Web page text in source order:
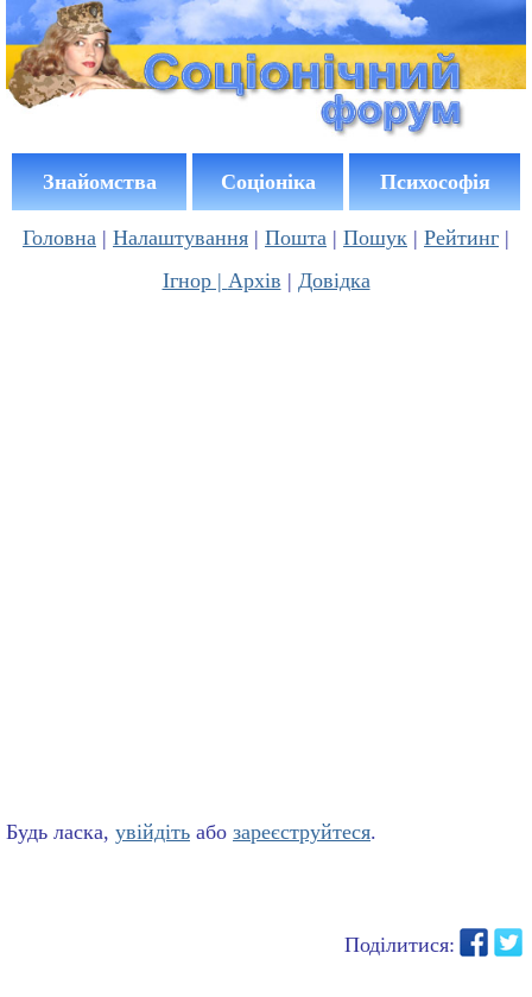
Знайомства Соціоніка Психософія
Головна | Налаштування | Пошта | Пошук | Рейтинг |
Ігнор | Архів | Довідка
Будь ласка, увійдіть або зареєструйтеся.
Поділитися: